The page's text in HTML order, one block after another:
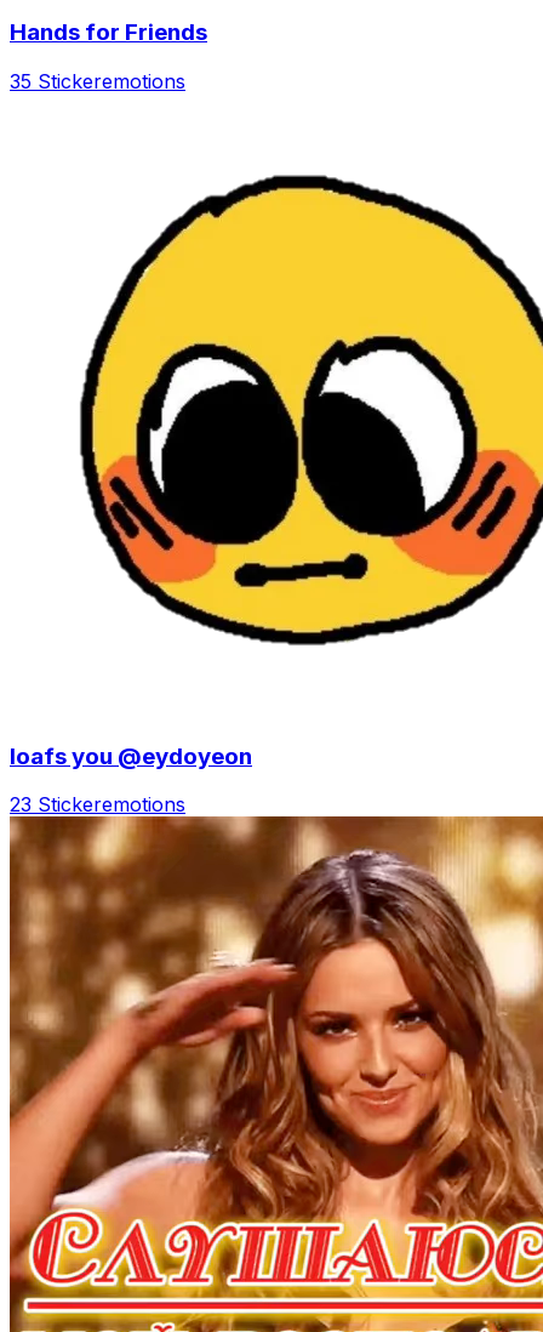
Hands for Friends
35 Stickeremotions
loafs you @eydoyeon
23 Stickeremotions